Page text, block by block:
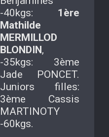
-40kgs: 1ère
Mathilde
MERMILLOD
BLONDIN,
-35kgs: 3ème
Jade PONCET.
Juniors filles:
3ème Cassis
MARTINOTY
-60kgs.